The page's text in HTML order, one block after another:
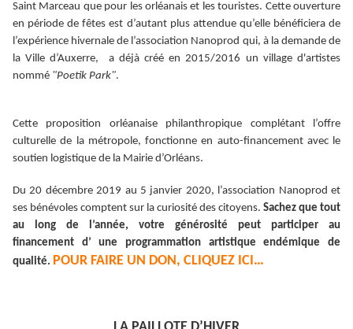
Saint Marceau que pour les orléanais et les touristes. Cette ouverture
en période de fêtes est d’autant plus attendue qu’elle bénéficiera de
l’expérience hivernale de l’association Nanoprod qui, à la demande de
la Ville d’Auxerre, a déjà créé en 2015/2016 un village d'artistes
nommé "Poetik Park".
Cette proposition orléanaise philanthropique complétant l’offre
culturelle de la métropole, fonctionne en auto-financement avec le
soutien logistique de la Mairie d’Orléans.
Du 20 décembre 2019 au 5 janvier 2020, l’association Nanoprod et
ses bénévoles comptent sur la curiosité des citoyens. Sachez que tout
au long de l’année, votre générosité peut participer au
financement d’ une programmation artistique endémique de
qualité. POUR FAIRE UN DON, CLIQUEZ ICI…